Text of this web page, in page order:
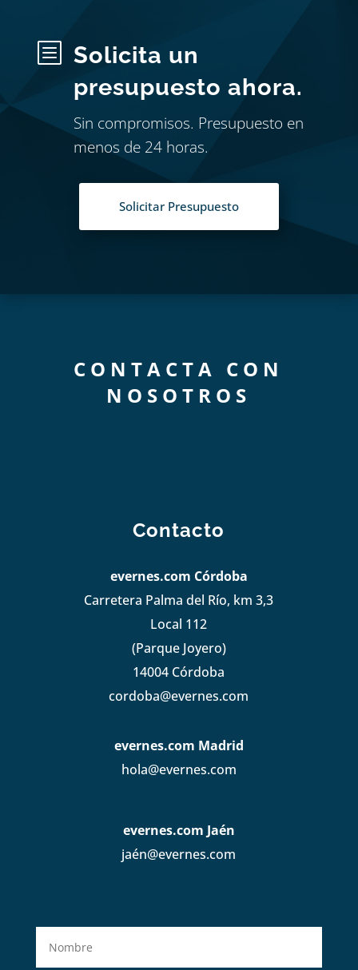
b
Solicita un
presupuesto ahora.
Sin compromisos. Presupuesto en
menos de 24 horas.
Solicitar Presupuesto
CONTACTA CON
NOSOTROS
Contacto
evernes.com Córdoba
Carretera Palma del Río, km 3,3
Local 112
(Parque Joyero)
14004 Córdoba
cordoba@evernes.com
evernes.com Madrid
hola@evernes.com
evernes.com Jaén
jaén@evernes.com